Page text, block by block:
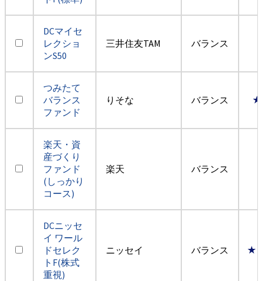
DCマイセ
レクショ
ンS50
三井住友TAM バランス
つみたて
バランス
ファンド
りそな バランス
楽天・資
産づくり
ファンド
(しっかり
コース)
楽天 バランス
DCニッセ
イ ワール
ドセレク
トF(株式
重視)
ニッセイ バランス